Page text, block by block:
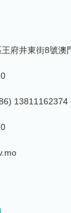
府井東街8號澳
13811162374